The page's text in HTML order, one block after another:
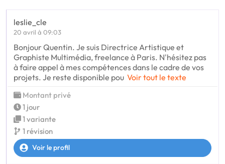
leslie_cle
20 avril à 09:03
Bonjour Quentin. Je suis Directrice Artistique et
Graphiste Multimédia, freelance à Paris. N'hésitez pas
à faire appel à mes compétences dans le cadre de vos
projets. Je reste disponible pou Voir tout le texte
Montant privé
1 jour
1 variante
1 révision
Voir le profil